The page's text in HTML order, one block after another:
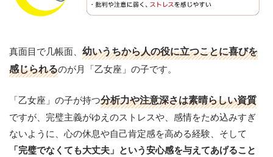
真面目で几帳面、 幼いうちから人の役に立つことに喜びを
感じられるのが月「乙女座」の子です。
「乙女座」の子が持つ分析力や注意深さは素晴らしい資質
ですが、完璧主義がゆえのストレスや、感情をため込みすぎ
ないように、心の休息や自己肯定感を高める経験、そして
「完璧でなくても大丈夫」という安心感を与えてあげること